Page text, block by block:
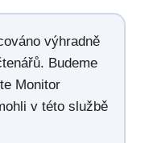
výhradně
Budeme
Monitor
v této službě